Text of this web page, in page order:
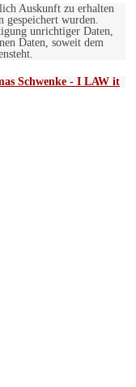
Auskunft zu erhalten
gespeichert wurden.
unrichtiger Daten,
Daten, soweit dem
Schwenke - I LAW it